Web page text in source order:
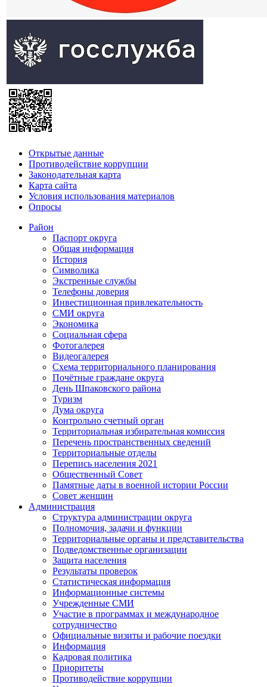
Открытые данные
Противодействие коррупции
Законодательная карта
Карта сайта
Условия использования материалов
Опросы
Район
Паспорт округа
Общая информация
История
Символика
Экстренные службы
Телефоны доверия
Инвестиционная привлекательность
СМИ округа
Экономика
Социальная сфера
Фотогалерея
Видеогалерея
Схема территориального планирования
Почётные граждане округа
День Шпаковского района
Туризм
Дума округа
Контрольно счетный орган
Территориальная избирательная комиссия
Перечень пространственных сведений
Территориальные отделы
Перепись населения 2021
Общественный Совет
Памятные даты в военной истории России
Совет женщин
Администрация
Структура администрации округа
Полномочия, задачи и функции
Территориальные органы и представительства
Подведомственные организации
Защита населения
Результаты проверок
Статистическая информация
Информационные системы
Учрежденные СМИ
Участие в программах и международное
сотрудничество
Официальные визиты и рабочие поездки
Информация
Кадровая политика
Приоритеты
Противодействие коррупции